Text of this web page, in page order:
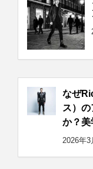
なぜ
ス）
か？美
2026年3